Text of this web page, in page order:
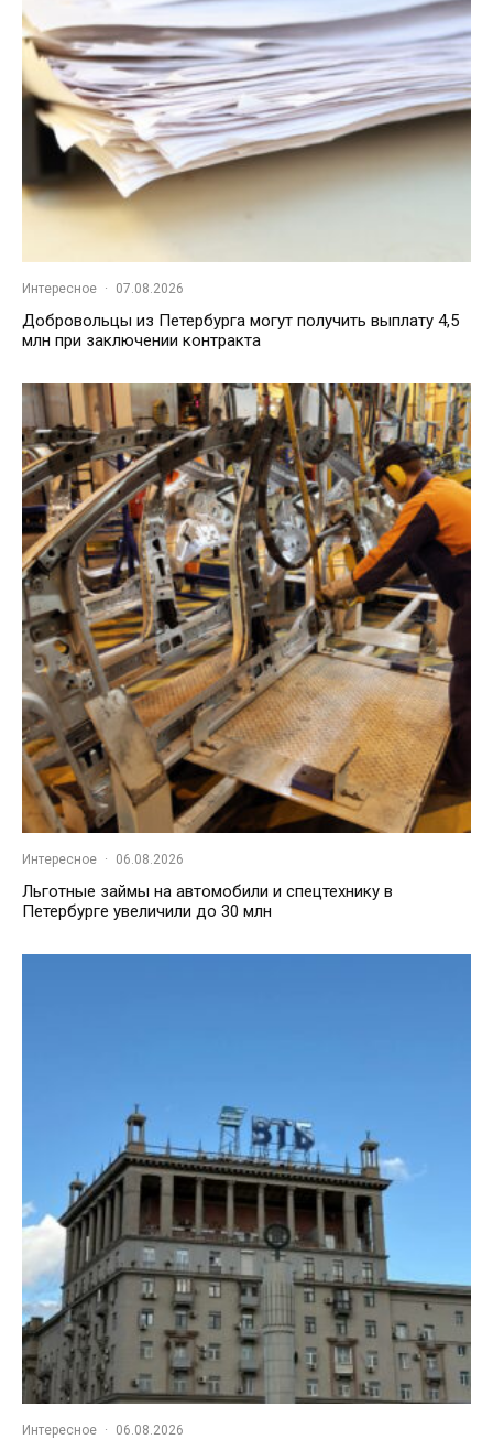
Интересное · 07.08.2026
Добровольцы из Петербурга могут получить выплату 4,5
млн при заключении контракта
Интересное · 06.08.2026
Льготные займы на автомобили и спецтехнику в
Петербурге увеличили до 30 млн
Интересное · 06.08.2026